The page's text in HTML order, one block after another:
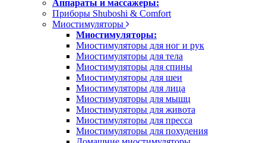
Аппараты и массажеры:
Приборы Shuboshi & Comfort
Миостимуляторы
Миостимуляторы:
Миостимуляторы для ног и рук
Миостимуляторы для тела
Миостимуляторы для спины
Миостимуляторы для шеи
Миостимуляторы для лица
Миостимуляторы для мышц
Миостимуляторы для живота
Миостимуляторы для пресса
Миостимуляторы для похудения